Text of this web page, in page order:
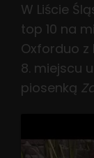
W Liście
top 10 na
Oxforduo z
8. miejscu
piosenką